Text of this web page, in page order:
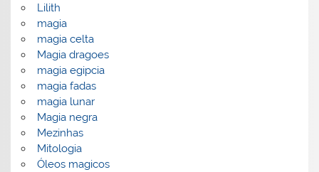
Lilith
magia
magia celta
Magia dragoes
magia egipcia
magia fadas
magia lunar
Magia negra
Mezinhas
Mitologia
Óleos magicos